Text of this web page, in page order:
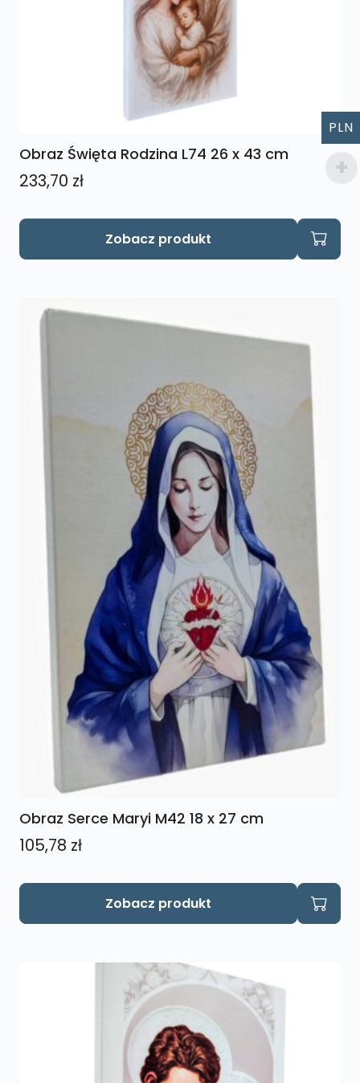
Obraz Święta Rodzina L74 26 x 43 cm
233,70 zł
Zobacz produkt
Obraz Serce Maryi M42 18 x 27 cm
105,78 zł
Zobacz produkt
PLN